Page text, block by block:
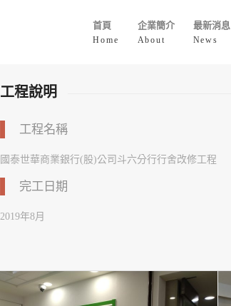
首頁
Home
企業簡介
About
最新消息
News
工程說明
工程名稱
國泰世華商業銀行(股)公司斗六分行行舍改修工程
完工日期
2019年8月